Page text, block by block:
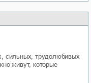
сильных, трудолюбивых
живут, которые